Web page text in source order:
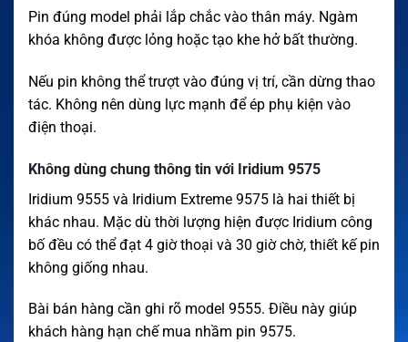
Pin đúng model phải lắp chắc vào thân máy. Ngàm
khóa không được lỏng hoặc tạo khe hở bất thường.
Nếu pin không thể trượt vào đúng vị trí, cần dừng thao
tác. Không nên dùng lực mạnh để ép phụ kiện vào
điện thoại.
Không dùng chung thông tin với Iridium 9575
Iridium 9555 và Iridium Extreme 9575 là hai thiết bị
khác nhau. Mặc dù thời lượng hiện được Iridium công
bố đều có thể đạt 4 giờ thoại và 30 giờ chờ, thiết kế pin
không giống nhau.
Bài bán hàng cần ghi rõ model 9555. Điều này giúp
khách hàng hạn chế mua nhầm pin 9575.